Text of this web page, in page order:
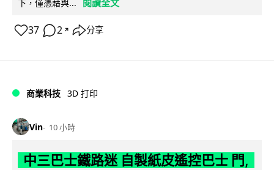
下，僅憑藉與... 閱讀全文
37 2 ↗ 分享
商業科技 3D 打印
Vin 10 小時
中三巴士鐵路迷 自製紙皮遙控巴士 門,